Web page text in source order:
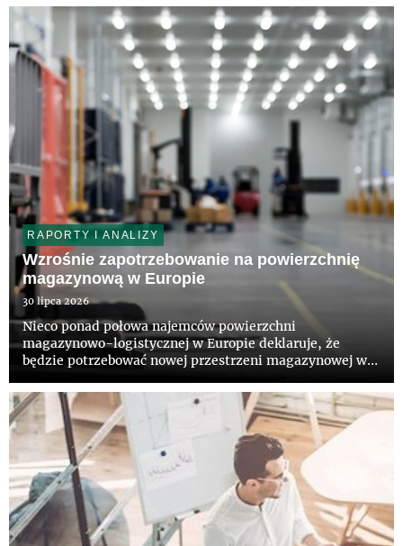
12 proc. deklaruje zainteresowanie tym modelem –
wynika z najnowszego...
RAPORTY I ANALIZY
Wzrośnie zapotrzebowanie na powierzchnię
magazynową w Europie
30 lipca 2026
Nieco ponad połowa najemców powierzchni
magazynowo-logistycznej w Europie deklaruje, że
będzie potrzebować nowej przestrzeni magazynowej w
„European Logistics Occupier Survey 2026”,
przygotowanego przez CBRE i firmę A...